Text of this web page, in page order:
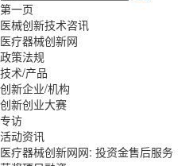
第一页
医械创新技术咨讯
医疗器械创新网
政策法规
技术/产品
创新企业/机构
创新创业大赛
专访
活动资讯
医疗器械创新网网: 投资金售后服务